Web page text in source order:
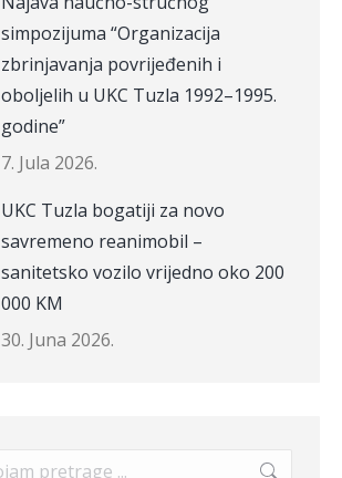
simpozijuma “Organizacija
zbrinjavanja povrijeđenih i
oboljelih u UKC Tuzla 1992–1995.
godine”
7. Jula 2026.
UKC Tuzla bogatiji za novo
savremeno reanimobil –
sanitetsko vozilo vrijedno oko 200
000 KM
30. Juna 2026.